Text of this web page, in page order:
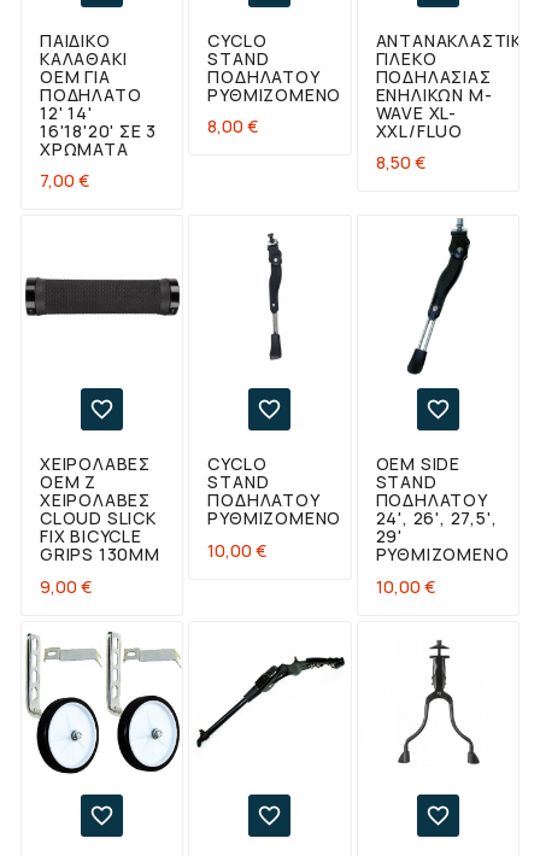
ΠΑΙΔΙΚΌ
ΚΑΛΑΘΆΚΙ
ΟΕΜ ΓΙΑ
ΠΟΔΉΛΑΤΟ
12' 14'
16'18'20' ΣΕ 3
ΧΡΏΜΑΤΑ
7,00 €
CYCLO
STAND
ΠΟΔΗΛΆΤΟΥ
ΡΥΘΜΙΖΌΜΕΝΟ
8,00 €
ΑΝΤΑΝΑΚΛΑΣΤΙΚΌ
ΓΙΛΈΚΟ
ΠΟΔΗΛΑΣΊΑΣ
ΕΝΗΛΊΚΩΝ M-
WAVE XL-
XXL/FLUO
8,50 €

ΧΕΙΡΟΛΑΒΈΣ
OEM Z
ΧΕΙΡΟΛΑΒΈΣ
CLOUD SLICK
FIX BICYCLE
GRIPS 130MM
9,00 €

CYCLO
STAND
ΠΟΔΗΛΆΤΟΥ
ΡΥΘΜΙΖΌΜΕΝΟ
10,00 €

OEM SIDE
STAND
ΠΟΔΗΛΆΤΟΥ
24', 26', 27,5',
29'
ΡΥΘΜΙΖΌΜΕΝΟ
10,00 €
  